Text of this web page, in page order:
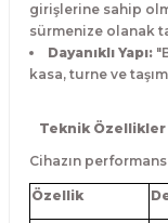
girişlerine sahip
sürmenize olanak
Dayanıklı Yapı:
kasa, turne ve
Teknik Özellikler
Cihazın
Özellik